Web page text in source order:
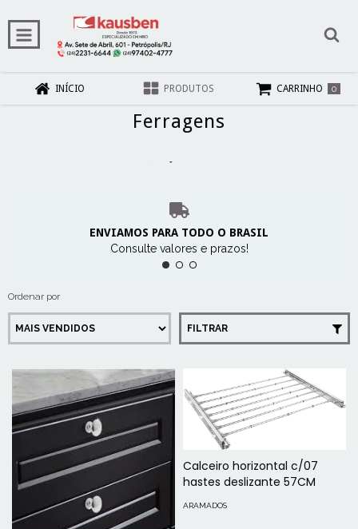
INÍCIO PRODUTOS CARRINHO 0
Ferragens
-
ENVIAMOS PARA TODO O BRASIL
Consulte valores e prazos!
Ordenar por
FILTRAR
Calceiro horizontal c/07
hastes deslizante 57CM
ARAMADOS